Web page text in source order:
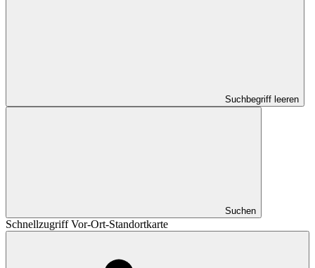
Suchbegriff leeren
Suchen
Schnellzugriff Vor-Ort-Standortkarte